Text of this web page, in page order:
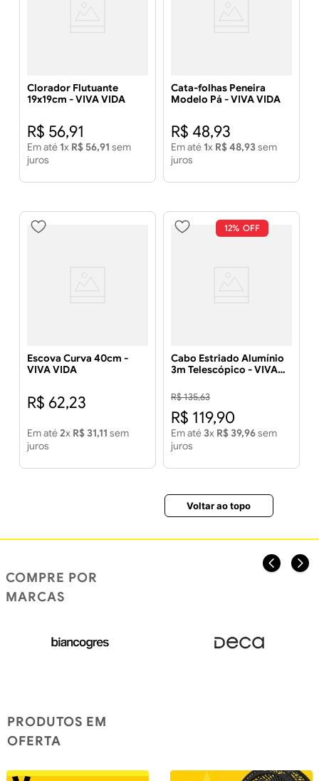
Clorador Flutuante
19x19cm - VIVA VIDA
R$ 56,91
Em até 1x R$ 56,91 sem
juros
Cata-folhas Peneira
Modelo Pá - VIVA VIDA
R$ 48,93
Em até 1x R$48,93sem
juros
Escova Curva 40cm -
VIVA VIDA
R$ 62,23
Em até2x R$ 31,11 sem
juros
12%
Cabo Estriado Alumínio
3m Telescópico - VIVA
R$135,63
R$ 119,90
Em até 3x R$ 39,96sem
juros
Voltar ao topo
COMPRE POR
MARCAS
PRODUTOS EM
OFERTA